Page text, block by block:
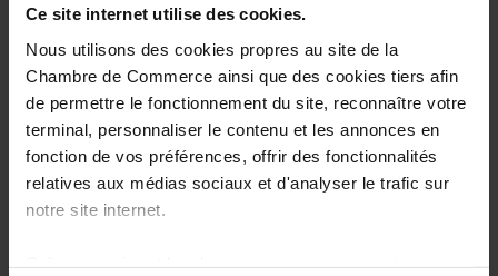
Ce site internet utilise des cookies.
Nous utilisons des cookies propres au site de la
Chambre de Commerce ainsi que des cookies tiers afin
de permettre le fonctionnement du site, reconnaître votre
terminal, personnaliser le contenu et les annonces en
fonction de vos préférences, offrir des fonctionnalités
relatives aux médias sociaux et d'analyser le trafic sur
notre site internet.
Luxembourg for Tourism GIEinvites you to participate in
the national pavilion during the